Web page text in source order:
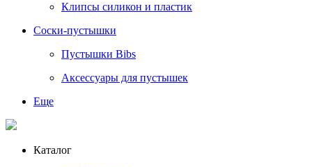
Клипсы силикон и пластик
Соски-пустышки
Пустышки Bibs
Аксессуары для пустышек
Еще
Каталог